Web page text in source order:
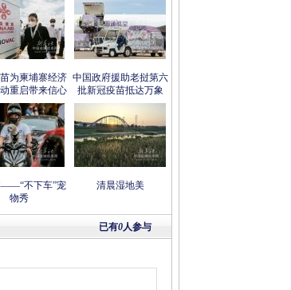
为柬埔寨经济
重启带来信心
中国政府援助老挝第六
批新冠疫苗抵达万象
——“不下车”宠
物秀
清晨湿地美
已有0人参与